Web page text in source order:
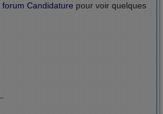
forum Candidature pour voir quelques